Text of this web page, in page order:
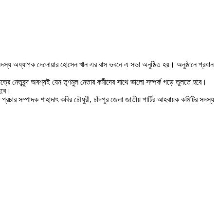
সদস্য অধ্যাপক দেলোয়ার হোসেন খান এর বাস ভবনে এ সভা অনুষ্ঠিত হয়। অনুষ্ঠানে প্রধান
নেতৃবৃন্দ অবশ্যই যেন তৃণমুল নেতার কর্মীদের সাথে ভালো সম্পর্ক গড়ে তুলতে হবে।
সম্পাদক শাহাদাৎ কবির চৌধুরী, চাঁদপুর জেলা জাতীয় পার্টির আহবায়ক কমিটির সদস্য